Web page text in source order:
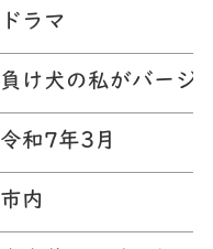
ドラマ
負け犬の私がバージ
令和7年3月
市内